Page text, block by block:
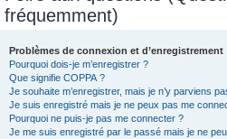
fréquemment)
Problèmes de connexion et d’enregistrement
Pourquoi dois-je m’enregistrer ?
Que signifie COPPA ?
Je souhaite m’enregistrer, mais je n’y parviens
Je suis enregistré mais je ne peux pas me
Pourquoi ne puis-je pas me connecter ?
Je me suis enregistré par le passé mais je ne